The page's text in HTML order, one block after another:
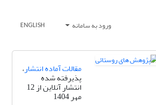
ورود به سامانه ENGLISH
مقالات آماده انتشار،
پذیرفته شده
انتشار آنلاین از 12
مهر 1404